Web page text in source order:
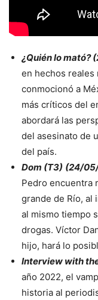
¿Quién lo mató?
en hechos reales
conmocionó a
más críticos del
abordará las
del asesinato de
del país.
Dom (T3) (24/
Pedro encuentra
grande de Río, al
al mismo tiempo
drogas. Víctor
hijo, hará lo
Interview with
año 2022, el
historia al